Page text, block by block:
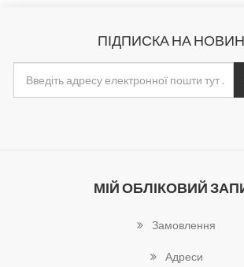
ПІДПИСКА НА
МІЙ ОБЛІКОВИЙ
Замовлення
Адреси